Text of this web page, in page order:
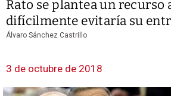
Rato se plantea un recurso
difícilmente evitaría su
Álvaro Sánchez Castrillo
3 de octubre de 2018